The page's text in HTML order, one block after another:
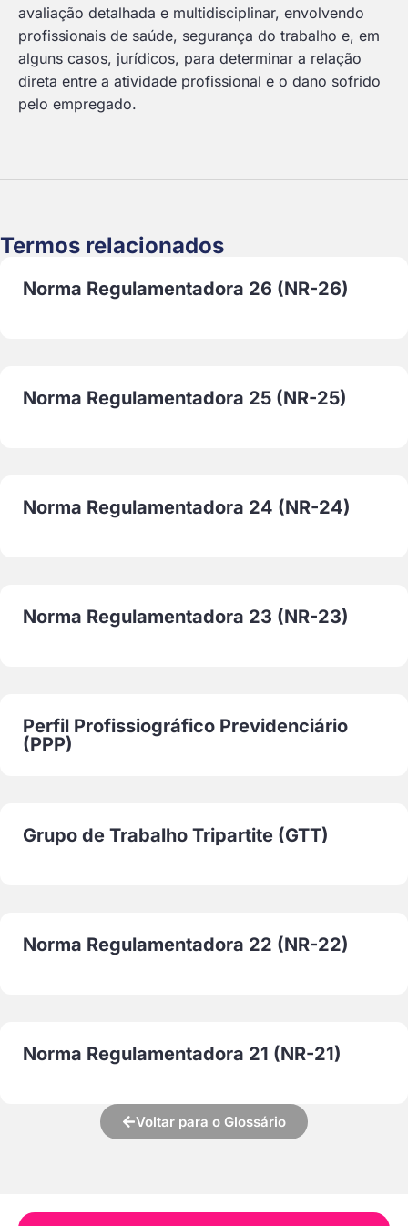
avaliação detalhada e multidisciplinar, envolvendo
profissionais de saúde, segurança do trabalho e, em
alguns casos, jurídicos, para determinar a relação
direta entre a atividade profissional e o dano sofrido
pelo empregado.
Termos relacionados
Norma Regulamentadora 26 (NR-26)
Norma Regulamentadora 25 (NR-25)
Norma Regulamentadora 24 (NR-24)
Norma Regulamentadora 23 (NR-23)
Perfil Profissiográfico Previdenciário
(PPP)
Grupo de Trabalho Tripartite (GTT)
Norma Regulamentadora 22 (NR-22)
Norma Regulamentadora 21 (NR-21)
Voltar para o Glossário